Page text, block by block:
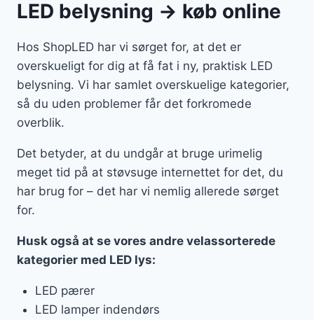
LED belysning → køb online
Hos ShopLED har vi sørget for, at det er
overskueligt for dig at få fat i ny, praktisk LED
belysning. Vi har samlet overskuelige kategorier,
så du uden problemer får det forkromede
overblik.
Det betyder, at du undgår at bruge urimelig
meget tid på at støvsuge internettet for det, du
har brug for – det har vi nemlig allerede sørget
for.
Husk også at se vores andre velassorterede
kategorier med LED lys:
LED pærer
LED lamper indendørs